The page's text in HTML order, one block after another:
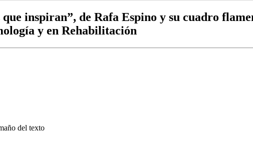
inspiran”, de Rafa Espino y su cuadro
y en Rehabilitación